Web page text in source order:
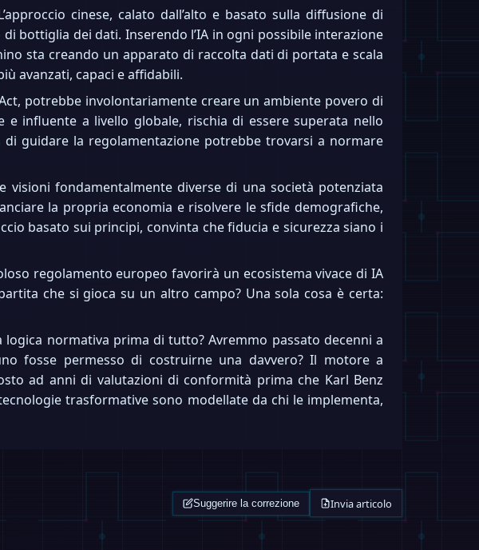
cinese, calato dall’alto e basato sulla diffusione di
bottiglia dei dati. Inserendo l’IA in ogni possibile interazione
sta creando un apparato di raccolta dati di portata e scala
avanzati, capaci e affidabili.
potrebbe involontariamente creare un ambiente povero di
influente a livello globale, rischia di essere superata nello
guidare la regolamentazione potrebbe trovarsi a normare
fondamentalmente diverse di una società potenziata
la propria economia e risolvere le sfide demografiche,
basato sui principi, convinta che fiducia e sicurezza siano i
regolamento europeo favorirà un ecosistema vivace di IA
che si gioca su un altro campo? Una sola cosa è certa:
normativa prima di tutto? Avremmo passato decenni a
fosse permesso di costruirne una davvero? Il motore a
ad anni di valutazioni di conformità prima che Karl Benz
trasformative sono modellate da chi le implementa,
Suggerire la correzione Invia articolo